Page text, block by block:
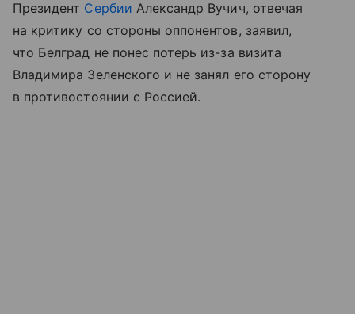
Президент Сербии Александр Вучич, отвечая
на критику со стороны оппонентов, заявил,
что Белград не понес потерь из-за визита
Владимира Зеленского и не занял его сторону
в противостоянии с Россией.